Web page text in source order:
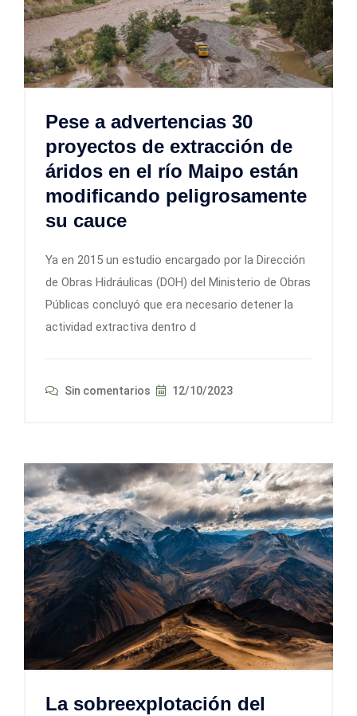
Pese a advertencias 30
proyectos de extracción de
áridos en el río Maipo están
modificando peligrosamente
su cauce
Ya en 2015 un estudio encargado por la Dirección
de Obras Hidráulicas (DOH) del Ministerio de Obras
Públicas concluyó que era necesario detener la
actividad extractiva dentro d
Sin comentarios 12/10/2023
La sobreexplotación del